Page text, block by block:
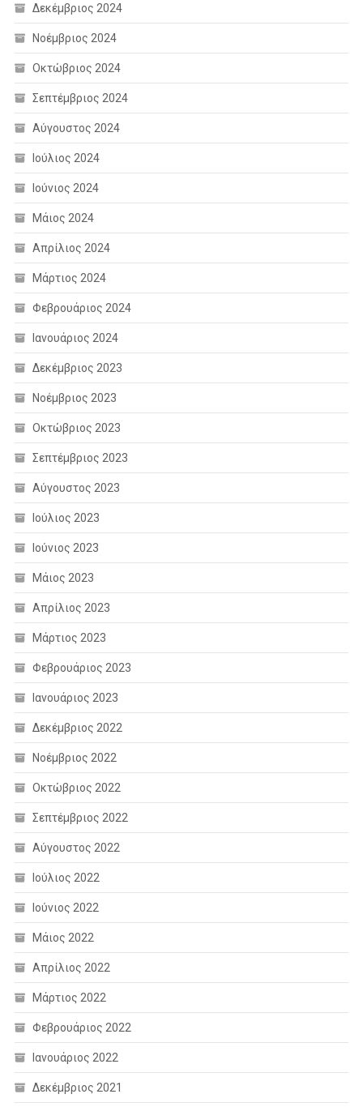
Δεκέμβριος 2024
Νοέμβριος 2024
Οκτώβριος 2024
Σεπτέμβριος 2024
Αύγουστος 2024
Ιούλιος 2024
Ιούνιος 2024
Μάιος 2024
Απρίλιος 2024
Μάρτιος 2024
Φεβρουάριος 2024
Ιανουάριος 2024
Δεκέμβριος 2023
Νοέμβριος 2023
Οκτώβριος 2023
Σεπτέμβριος 2023
Αύγουστος 2023
Ιούλιος 2023
Ιούνιος 2023
Μάιος 2023
Απρίλιος 2023
Μάρτιος 2023
Φεβρουάριος 2023
Ιανουάριος 2023
Δεκέμβριος 2022
Νοέμβριος 2022
Οκτώβριος 2022
Σεπτέμβριος 2022
Αύγουστος 2022
Ιούλιος 2022
Ιούνιος 2022
Μάιος 2022
Απρίλιος 2022
Μάρτιος 2022
Φεβρουάριος 2022
Ιανουάριος 2022
Δεκέμβριος 2021